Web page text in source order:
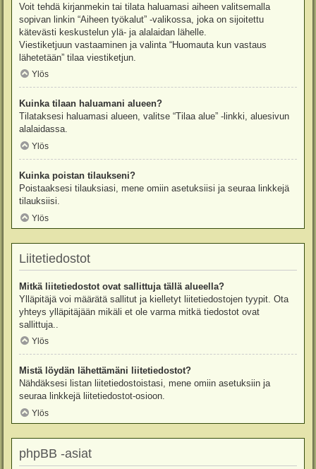
Voit tehdä kirjanmekin tai tilata haluamasi aiheen valitsemalla
sopivan linkin “Aiheen työkalut” -valikossa, joka on sijoitettu
kätevästi keskustelun ylä- ja alalaidan lähelle.
Viestiketjuun vastaaminen ja valinta “Huomauta kun vastaus
lähetetään” tilaa viestiketjun.
Ylös
Kuinka tilaan haluamani alueen?
Tilataksesi haluamasi alueen, valitse “Tilaa alue” -linkki, aluesivun
alalaidassa.
Ylös
Kuinka poistan tilaukseni?
Poistaaksesi tilauksiasi, mene omiin asetuksiisi ja seuraa linkkejä
tilauksiisi.
Ylös
Liitetiedostot
Mitkä liitetiedostot ovat sallittuja tällä alueella?
Ylläpitäjä voi määrätä sallitut ja kielletyt liitetiedostojen tyypit. Ota
yhteys ylläpitäjään mikäli et ole varma mitkä tiedostot ovat
sallittuja..
Ylös
Mistä löydän lähettämäni liitetiedostot?
Nähdäksesi listan liitetiedostoistasi, mene omiin asetuksiin ja
seuraa linkkejä liitetiedostot-osioon.
Ylös
phpBB -asiat